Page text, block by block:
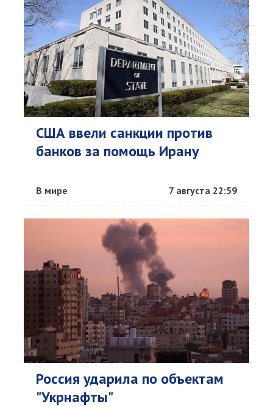
США ввели санкции против
банков за помощь Ирану
В мире 7 августа 22:59
Россия ударила по объектам
"Укрнафты"